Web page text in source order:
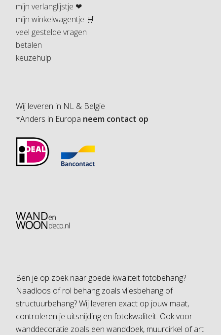
mijn verlanglijstje ❤
mijn winkelwagentje 🛒
veel gestelde vragen
betalen
keuzehulp
Wij leveren in NL & Belgie
*Anders in Europa neem contact op
Ben je op zoek naar goede kwaliteit fotobehang?
Naadloos of rol behang zoals vliesbehang of
structuurbehang? Wij leveren exact op jouw maat,
controleren je uitsnijding en fotokwaliteit. Ook voor
wanddecoratie zoals een wanddoek, muurcirkel of art